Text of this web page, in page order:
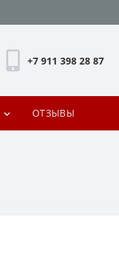
+7 911 398 28 87
ОТЗЫВЫ